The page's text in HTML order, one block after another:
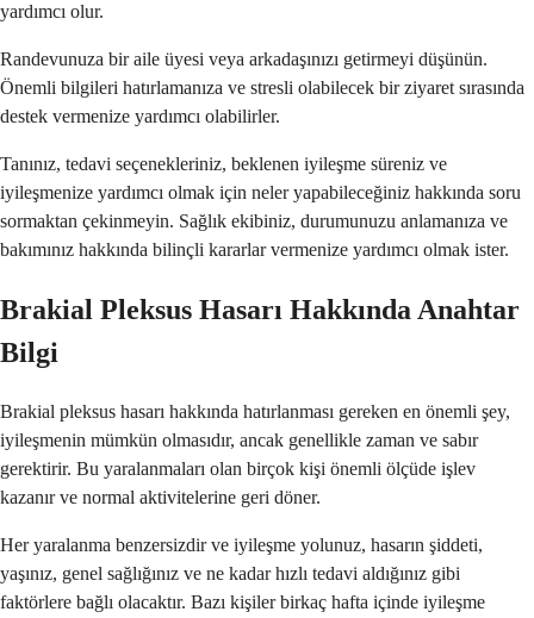
yardımcı olur.
Randevunuza bir aile üyesi veya arkadaşınızı getirmeyi düşünün.
Önemli bilgileri hatırlamanıza ve stresli olabilecek bir ziyaret sırasında
destek vermenize yardımcı olabilirler.
Tanınız, tedavi seçenekleriniz, beklenen iyileşme süreniz ve
iyileşmenize yardımcı olmak için neler yapabileceğiniz hakkında soru
sormaktan çekinmeyin. Sağlık ekibiniz, durumunuzu anlamanıza ve
bakımınız hakkında bilinçli kararlar vermenize yardımcı olmak ister.
Brakial Pleksus Hasarı Hakkında Anahtar
Bilgi
Brakial pleksus hasarı hakkında hatırlanması gereken en önemli şey,
iyileşmenin mümkün olmasıdır, ancak genellikle zaman ve sabır
gerektirir. Bu yaralanmaları olan birçok kişi önemli ölçüde işlev
kazanır ve normal aktivitelerine geri döner.
Her yaralanma benzersizdir ve iyileşme yolunuz, hasarın şiddeti,
yaşınız, genel sağlığınız ve ne kadar hızlı tedavi aldığınız gibi
faktörlere bağlı olacaktır. Bazı kişiler birkaç hafta içinde iyileşme